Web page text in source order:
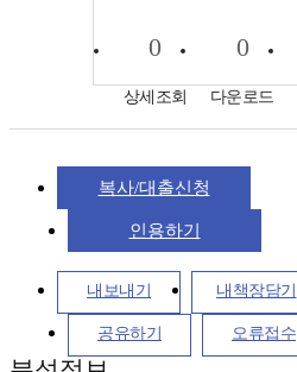
0
상세조회
0
다운로드
복사/대출신청
인용하기
내보내기 내책장담기
공유하기 오류접수